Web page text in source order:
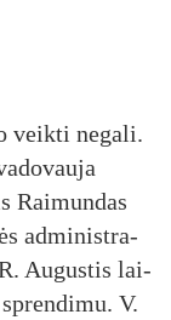
veik­ti ne­ga­li.
Rai­mun­das
ad­mi­nist­ra­
Au­gus­tis lai­
V.